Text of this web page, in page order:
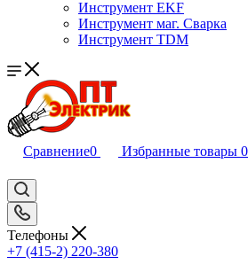
Инструмент EKF
Инструмент маг. Сварка
Инструмент TDM
Сравнение0 Избранные товары 0
Телефоны
+7 (415-2) 220-380